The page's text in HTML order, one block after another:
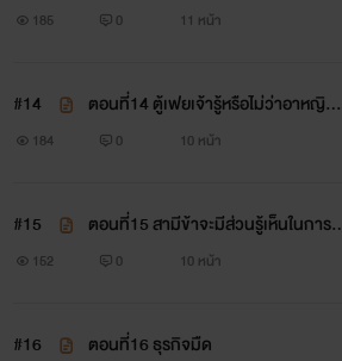
+ NTR
185 0 11 หน้า
#14
ตอนที่14 ตู้เฟยเจ้ารู้หรือไม่ว่าอาหญิง
ทำไมติดใจเจ้า NC25+NTR
184 0 10 หน้า
#15
ตอนที่15 สามีข้าจะมีส่วนรู้เห็นในการฆ่
าเสด็จพี่NC25+NTR
152 0 10 หน้า
#16 ตอนที่16 ธุรกิจมืด